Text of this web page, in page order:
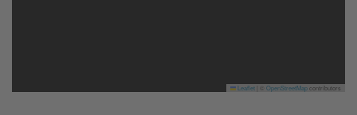
Leaflet OpenStreetMapcontributors